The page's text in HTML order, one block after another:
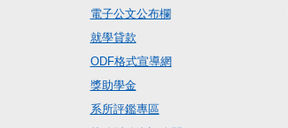
電子公文公布欄
就學貸款
ODF格式宣導網
獎助學金
系所評鑑專區